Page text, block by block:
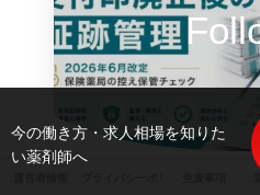
この記事が気に入った
今の働き方・求人相場を知りた
い薬剤師へ